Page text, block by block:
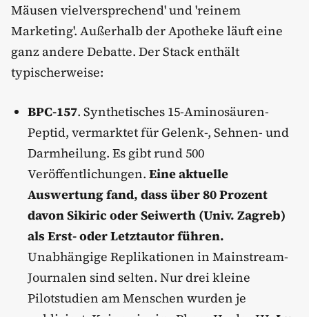
Mäusen vielversprechend' und 'reinem
Marketing'. Außerhalb der Apotheke läuft eine
ganz andere Debatte. Der Stack enthält
typischerweise:
BPC-157. Synthetisches 15-Aminosäuren-
Peptid, vermarktet für Gelenk-, Sehnen- und
Darmheilung. Es gibt rund 500
Veröffentlichungen. Eine aktuelle
Auswertung fand, dass über 80 Prozent
davon Sikiric oder Seiwerth (Univ. Zagreb)
als Erst- oder Letztautor führen.
Unabhängige Replikationen in Mainstream-
Journalen sind selten. Nur drei kleine
Pilotstudien am Menschen wurden je